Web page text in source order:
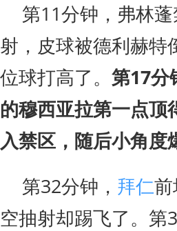
第11分钟，弗林
射，皮球被德利赫特
位球打高了。 第17分
的穆西亚拉第一点顶
入禁区，随后小角度
第32分钟， 拜仁
空抽射却踢飞了。第